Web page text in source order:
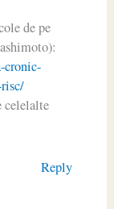
de pe
cronic-
celelalte
Reply